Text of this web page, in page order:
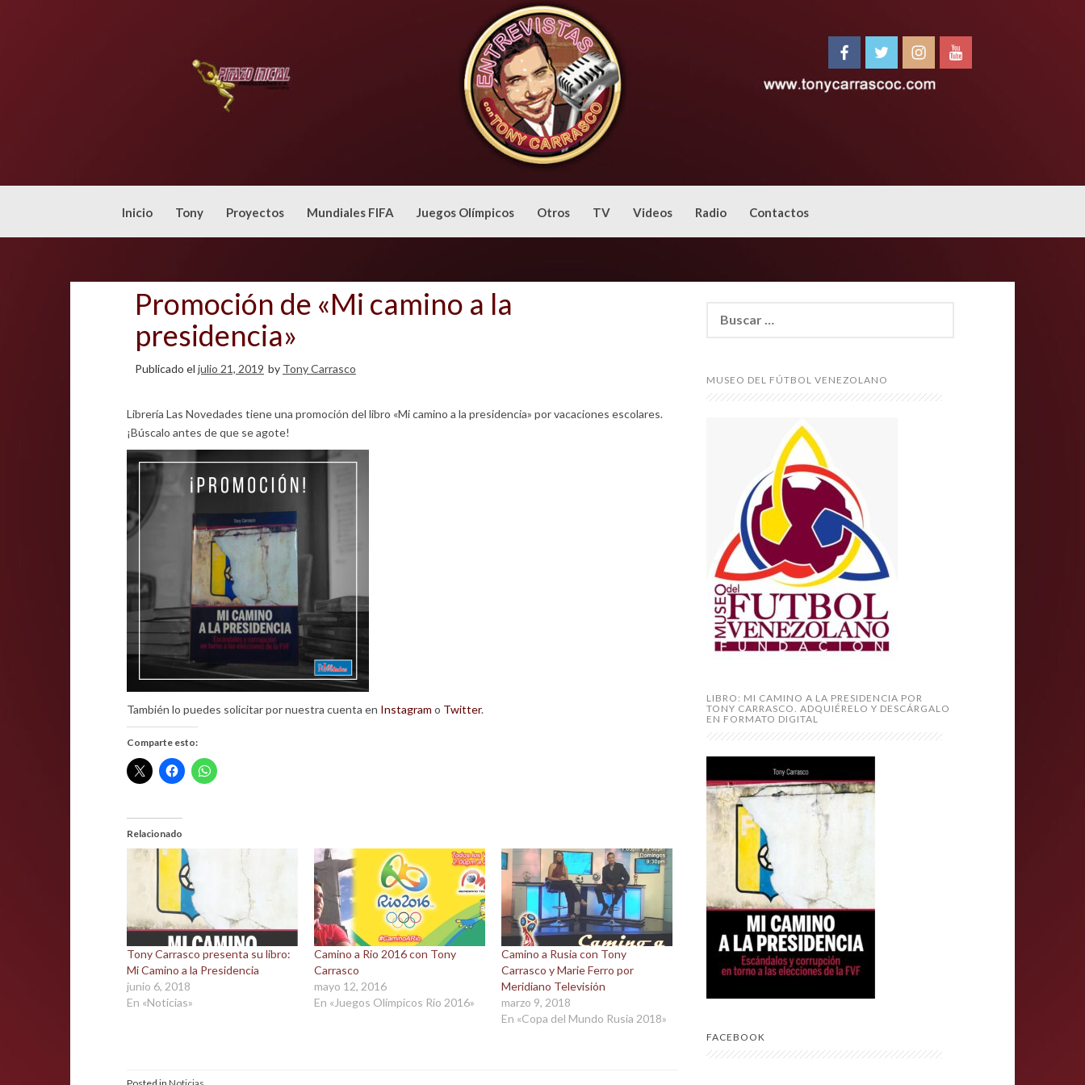
Inicio Tony Proyectos Mundiales FIFA Juegos Olímpicos Otros TV Videos Radio Contactos
Promoción de «Mi camino a la
presidencia»
Publicado el julio 21, 2019 by Tony Carrasco
Librería Las Novedades tiene una promoción del libro «Mi camino a la presidencia» por vacaciones escolares.
¡Búscalo antes de que se agote!
También lo puedes solicitar por nuestra cuenta en Instagram o Twitter.
Comparte esto:
Relacionado
Tony Carrasco presenta su libro:
Mi Camino a la Presidencia
junio 6, 2018
En «Noticias»
Camino a Rio 2016 con Tony
Carrasco
mayo 12, 2016
En «Juegos Olímpicos Rio 2016»
Camino a Rusia con Tony
Carrasco y Marie Ferro por
Meridiano Televisión
marzo 9, 2018
En «Copa del Mundo Rusia 2018»
MUSEO DEL FÚTBOL VENEZOLANO
LIBRO: MI CAMINO A LA PRESIDENCIA POR
TONY CARRASCO. ADQUIÉRELO Y DESCÁRGALO
EN FORMATO DIGITAL
FACEBOOK